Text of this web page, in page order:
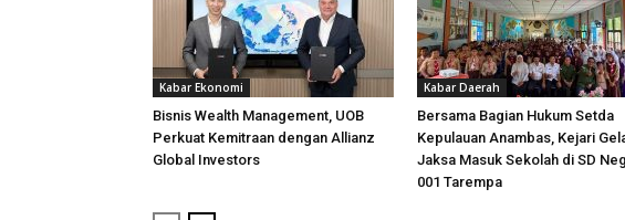
Kabar Ekonomi
Bisnis Wealth Management, UOB
Perkuat Kemitraan dengan Allianz
Global Investors
Kabar Daerah
Bersama Bagian Hukum Setda
Kepulauan Anambas, Kejari
Jaksa Masuk Sekolah di SD
001 Tarempa